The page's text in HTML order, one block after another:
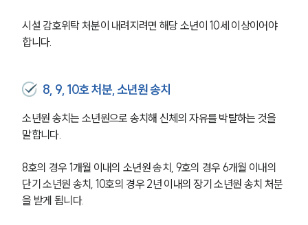
시설 감호위탁 처분이 내려지려면 해당 소년이 10세 이상이어야
합니다.
8, 9, 10호 처분, 소년원 송치
소년원 송치는 소년원으로 송치해 신체의 자유를 박탈하는 것을
말합니다.
8호의 경우 1개월 이내의 소년원 송치, 9호의 경우 6개월 이내의
단기 소년원 송치, 10호의 경우 2년 이내의 장기 소년원 송치 처분
을 받게 됩니다.